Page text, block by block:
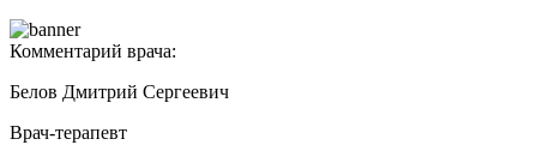
Комментарий врача:
Белов Дмитрий Сергеевич
Врач-терапевт